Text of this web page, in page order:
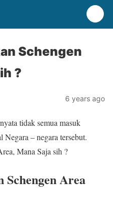
Schengen
?
6 years ago
tidak semua masuk
– negara tersebut.
Mana Saja sih ?
Schengen Area